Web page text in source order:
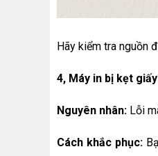
Hãy kiểm tra nguồn
4, Máy in bị kẹt giấy
Nguyên nhân: Lỗi
Cách khắc phục: